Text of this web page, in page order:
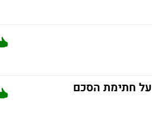
חתימת הסכם